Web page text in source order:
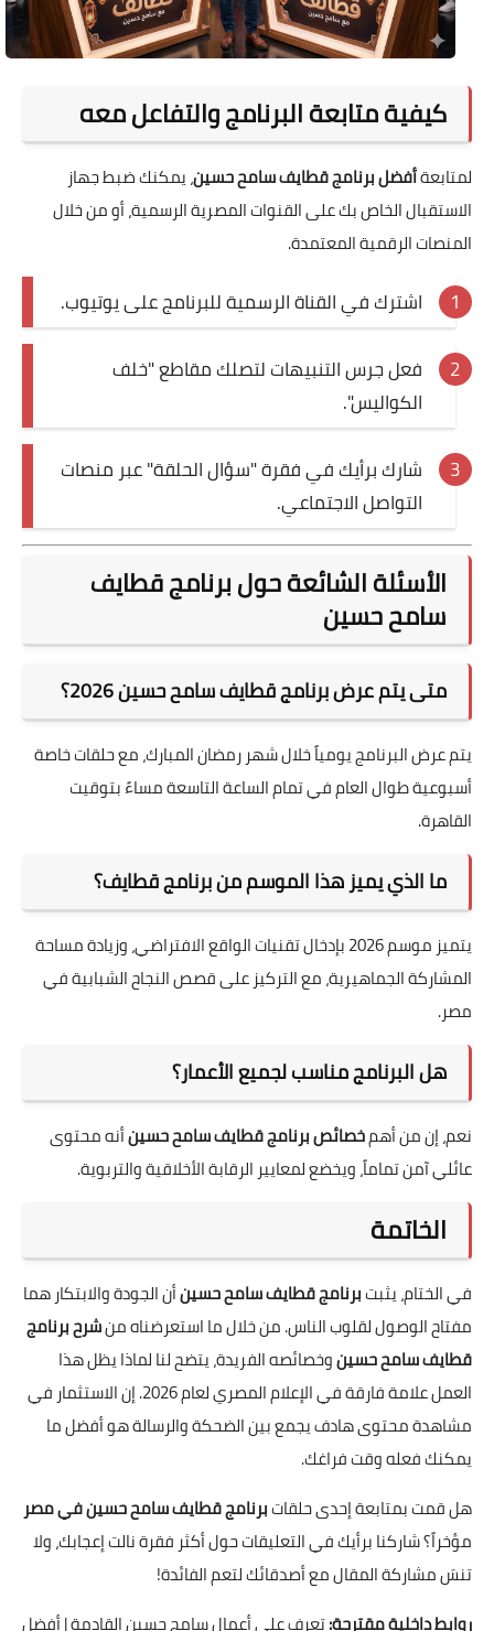
كيفية متابعة البرنامج والتفاعل معه
لمتابعةأفضل برنامج قطايف سامح حسين، يمكنك ضبط جهاز
الاستقبال الخاص بك على القنوات المصرية الرسمية، أو من خلال
المنصات الرقمية المعتمدة.
اشترك في القناة الرسمية للبرنامج على يوتيوب.
فعل جرس التنبيهات لتصلك مقاطع "خلف
الكواليس".
شارك برأيك في فقرة "سؤال الحلقة" عبر منصات
التواصل الاجتماعي.
الأسئلة الشائعة حول برنامج قطايف
سامح حسين
متى يتم عرض برنامج قطايف سامح حسين 2026؟
يتم عرض البرنامج يومياً خلال شهر رمضان المبارك، مع حلقات خاصة
أسبوعية طوال العام في تمام الساعة التاسعة مساءً بتوقيت
القاهرة.
ما الذي يميز هذا الموسم من برنامج قطايف؟
يتميز موسم 2026 بإدخال تقنيات الواقع الافتراضي، وزيادة مساحة
المشاركة الجماهيرية، مع التركيز على قصص النجاح الشبابية في
مصر.
هل البرنامج مناسب لجميع الأعمار؟
نعم، إن من أهمخصائص برنامج قطايف سامح حسينأنه محتوى
عائلي آمن تماماً، ويخضع لمعايير الرقابة الأخلاقية والتربوية.
الخاتمة
في الختام، يثبتبرنامج قطايف سامح حسينأن الجودة والابتكار هما
مفتاح الوصول لقلوب الناس. من خلال ما استعرضناه منشرح برنامج
قطايف سامح حسينوخصائصه الفريدة، يتضح لنا لماذا يظل هذا
العمل علامة فارقة في الإعلام المصري لعام 2026. إن الاستثمار في
مشاهدة محتوى هادف يجمع بين الضحكة والرسالة هو أفضل ما
يمكنك فعله وقت فراغك.
هل قمت بمتابعة إحدى حلقاتبرنامج قطايف سامح حسين في مصر
مؤخراً؟ شاركنا برأيك في التعليقات حول أكثر فقرة نالت إعجابك، ولا
تنسَ مشاركة المقال مع أصدقائك لتعم الفائدة!
روابط داخلية مقترحة:تعرف على أعمال سامح حسين القادمة | أفضل